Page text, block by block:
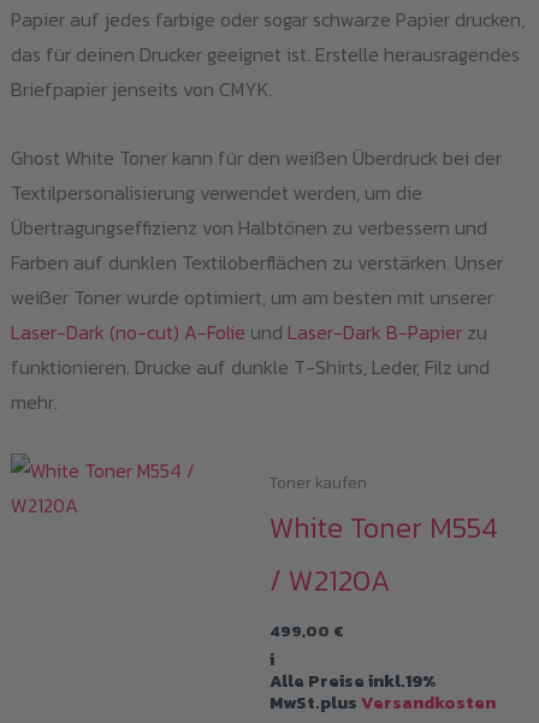
Papier auf jedes farbige oder sogar schwarze Papier drucken,
das für deinen Drucker geeignet ist. Erstelle herausragendes
Briefpapier jenseits von CMYK.
Ghost White Toner kann für den weißen Überdruck bei der
Textilpersonalisierung verwendet werden, um die
Übertragungseffizienz von Halbtönen zu verbessern und
Farben auf dunklen Textiloberflächen zu verstärken. Unser
weißer Toner wurde optimiert, um am besten mit unserer
Laser-Dark (no-cut) A-Folie und Laser-Dark B-Papierzu
funktionieren. Drucke auf dunkle T-Shirts, Leder, Filz und
mehr.
Toner kaufen
White Toner M554
/ W2120A
499,00 €
i
Alle Preise inkl.19%
MwSt.plusVersandkosten